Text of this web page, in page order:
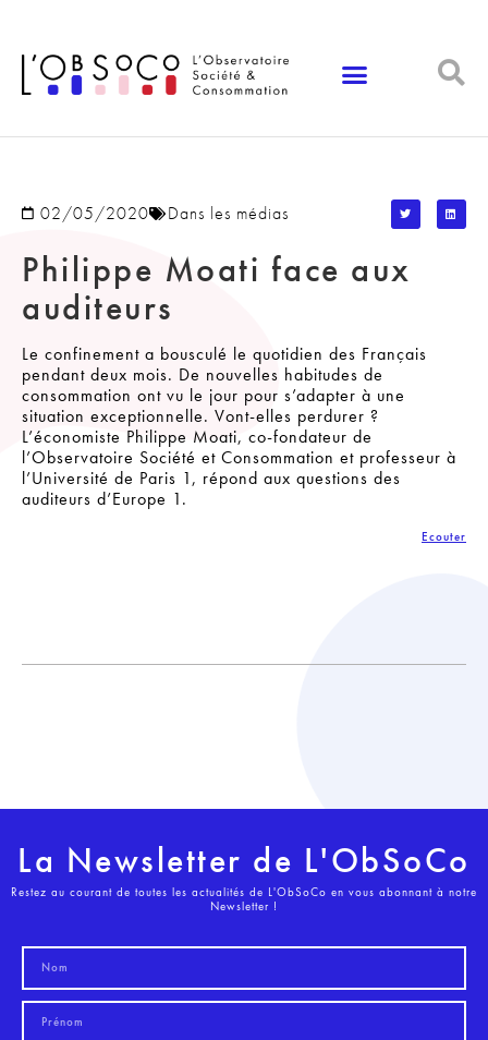
02/05/2020 Dans les médias
Philippe Moati face aux
auditeurs
Le confinement a bousculé le quotidien des Français
pendant deux mois. De nouvelles habitudes de
consommation ont vu le jour pour s’adapter à une
situation exceptionnelle. Vont-elles perdurer ?
L’économiste Philippe Moati, co-fondateur de
l’Observatoire Société et Consommation et professeur à
l’Université de Paris 1, répond aux questions des
auditeurs d’Europe 1.
Ecouter
La Newsletter de L'ObSoCo
Restez au courant de toutes les actualités de L'ObSoCo en vous abonnant à notre
Newsletter !